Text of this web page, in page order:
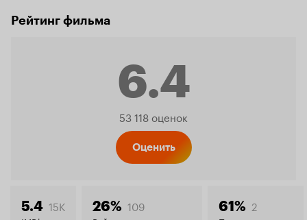
Рейтинг фильма
6.4
Рейтинг
53 118 оценок
Оценить
5.4 15K 26% 109 61% 2